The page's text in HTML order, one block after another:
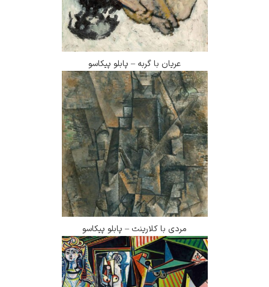
عریان با گربه – پابلو پیکاسو
مردی با کلارینت – پابلو پیکاسو